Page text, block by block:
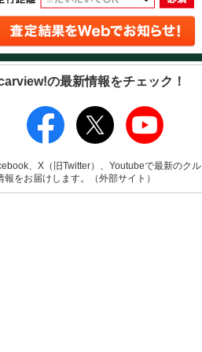
の最新情報をチェック！
、X（旧Twitter）、Youtubeで最新のクル
報をお届けします。（外部サイト）